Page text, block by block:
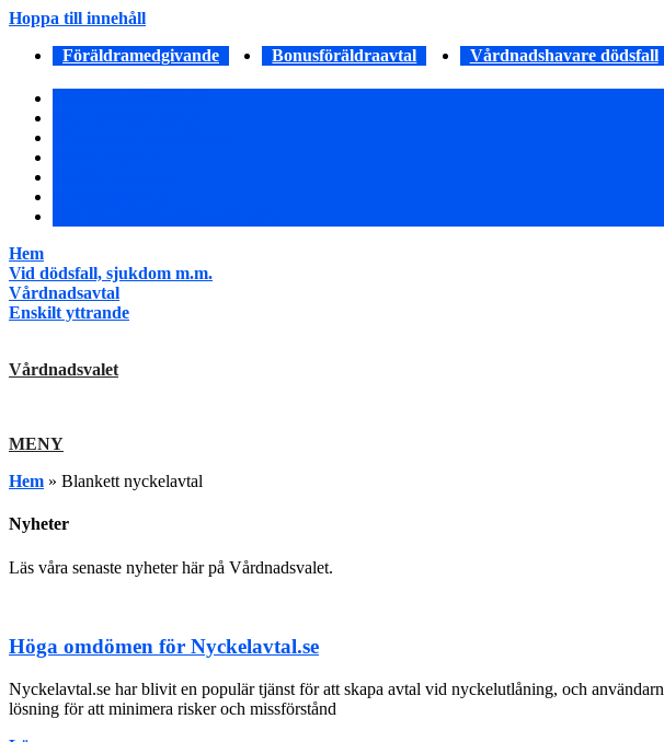
Hoppa till innehåll
Föräldramedgivande
Bonusföräldraavtal Vårdnadshavare dödsfall
Hem
Vid dödsfall, sjukdom m.m.
Vårdnadsavtal
Enskilt yttrande
Vårdnadsvalet
MENY
Hem » Blankett nyckelavtal
Nyheter
Läs våra senaste nyheter här på Vårdnadsvalet.
Höga omdömen för Nyckelavtal.se
Nyckelavtal.se har blivit en populär tjänst för att skapa avtal vid nyckelutlåning, och
lösning för att minimera risker och missförstånd